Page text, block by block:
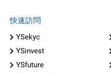
快速訪問
YSekyc
YSinvest
YSfuture